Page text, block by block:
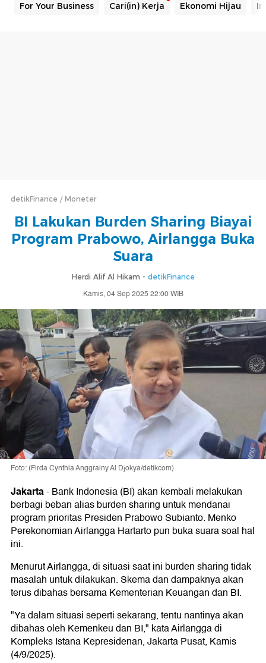
For Your Business Cari(in) Kerja Ekonomi Hijau
detikFinance Moneter
BI Lakukan Burden Sharing Biayai
Program Prabowo, Airlangga Buka
Suara
Herdi Alif Al Hikam - detikFinance
Kamis, 04 Sep 2025 22:00 WIB
Foto: (Firda Cynthia Anggrainy Al Djokya/detikcom)
Jakarta-Bank Indonesia (BI) akan kembali melakukan
berbagi beban alias burden sharing untuk mendanai
program prioritas Presiden Prabowo Subianto. Menko
Perekonomian Airlangga Hartarto pun buka suara soal hal
ini.
Menurut Airlangga, di situasi saat ini burden sharing tidak
masalah untuk dilakukan. Skema dan dampaknya akan
terus dibahas bersama Kementerian Keuangan dan BI.
"Ya dalam situasi seperti sekarang, tentu nantinya akan
dibahas oleh Kemenkeu dan BI," kata Airlangga di
Kompleks Istana Kepresidenan, Jakarta Pusat, Kamis
(4/9/2025).